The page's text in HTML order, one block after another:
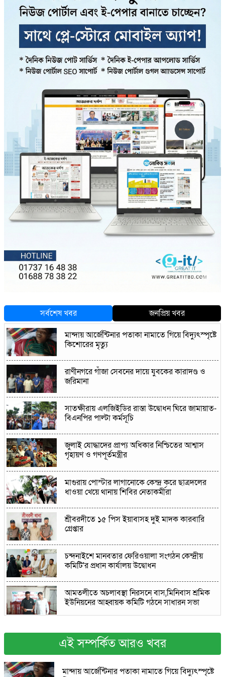
সর্বশেষ খবর
জনপ্রিয় খবর
মান্দায় আর্জেন্টিনার পতাকা নামাতে গিয়ে বিদ্যুৎস্পৃষ্টে
কিশোরের মৃত্যু
রাণীনগরে গাঁজা সেবনের দায়ে যুবকের কারাদণ্ড ও
জরিমানা
সাতক্ষীরায় এলজিইডির রাস্তা উদ্বোধন ঘিরে জামায়াত-
বিএনপির পাল্টা কর্মসূচি
জুলাই যোদ্ধাদের প্রাপ্য অধিকার নিশ্চিতের আশ্বাস
গৃহায়ণ ও গণপূর্তমন্ত্রীর
মাগুরায় পোস্টার লাগানোকে কেন্দ্র করে ছাত্রদলের
ধাওয়া খেয়ে থানায় শিবির নেতাকর্মীরা
শ্রীবরদীতে ১৫ পিস ইয়াবাসহ দুই মাদক কারবারি
গ্রেপ্তার
চন্দনাইশে মানবতার ফেরিওয়ালা সংগঠন কেন্দ্রীয়
কমিটি'র প্রধান কার্যালয় উদ্বোধন
আমতলীতে অচলাবস্থা নিরসনে বাস,মিনিবাস শ্রমিক
ইউনিয়নের আহ্বায়ক কমিটি গঠনে সাধারন সভা
শহীদুল ইসলাম শহীদের নির্বাচনীর সালাম ও সমর্থন
প্রত্যাশী
গজারিয়ায় ১৩ বছরের কিশোরীকে ধর্ষণের
এই সম্পর্কিত আরও খবর
মান্দায় আর্জেন্টিনার পতাকা নামাতে গিয়ে বিদ্যুৎস্পৃষ্টে